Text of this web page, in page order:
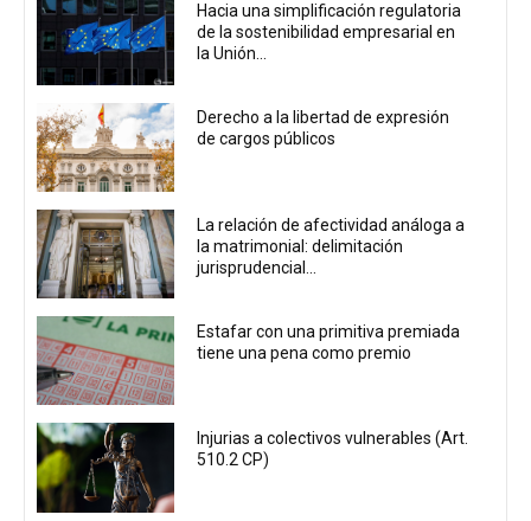
Hacia una simplificación regulatoria
de la sostenibilidad empresarial en
la Unión...
Derecho a la libertad de expresión
de cargos públicos
La relación de afectividad análoga a
la matrimonial: delimitación
jurisprudencial...
Estafar con una primitiva premiada
tiene una pena como premio
Injurias a colectivos vulnerables (Art.
510.2 CP)